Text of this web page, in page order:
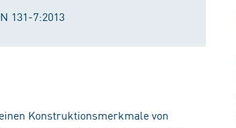
131-7:2013
Konstruktionsmerkmale von